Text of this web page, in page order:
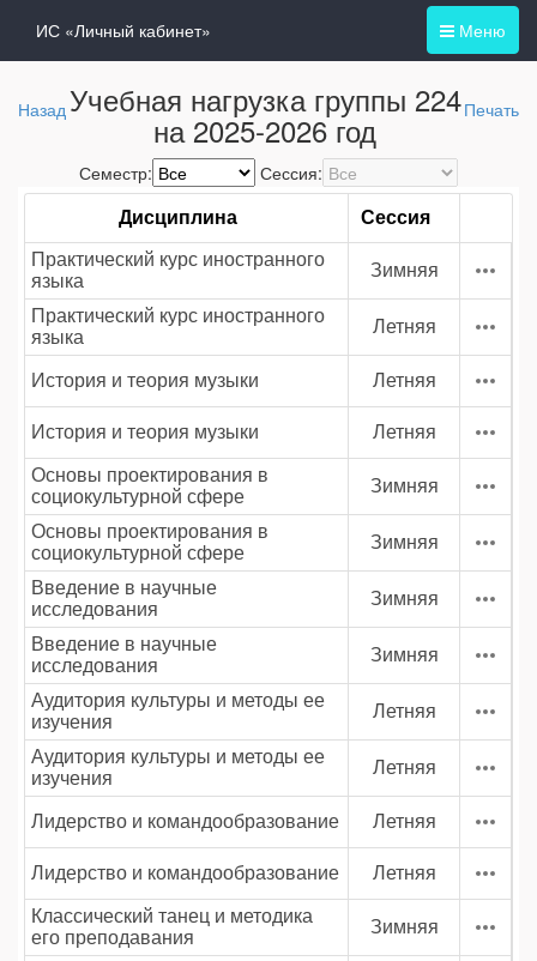
Меню
ИС «Личный кабинет»
Назад Учебная нагрузка группы 224
на 2025-2026 год Печать
Семестр: Сессия:
Дисциплина Сессия
Практический курс иностранного
языка
Зимняя
Практический курс иностранного
языка
Летняя
История и теория музыки Летняя
История и теория музыки Летняя
Основы проектирования в
социокультурной сфере
Зимняя
Основы проектирования в
социокультурной сфере
Зимняя
Введение в научные
исследования
Зимняя
Введение в научные
исследования
Зимняя
Аудитория культуры и методы ее
изучения
Летняя
Аудитория культуры и методы ее
изучения
Летняя
Лидерство и командообразование Летняя
Лидерство и командообразование Летняя
Классический танец и методика
его преподавания
Зимняя